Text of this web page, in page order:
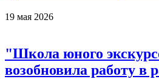
19 мая 2026
"Школа юного
возобновила работу в